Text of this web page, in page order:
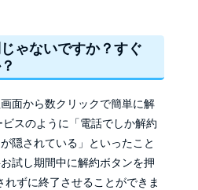
ゃないですか？すぐ
面から数クリックで簡単に解
スのように「電話でしか解約
隠されている」といったこと
試し期間中に解約ボタンを押
れずに終了させることができま